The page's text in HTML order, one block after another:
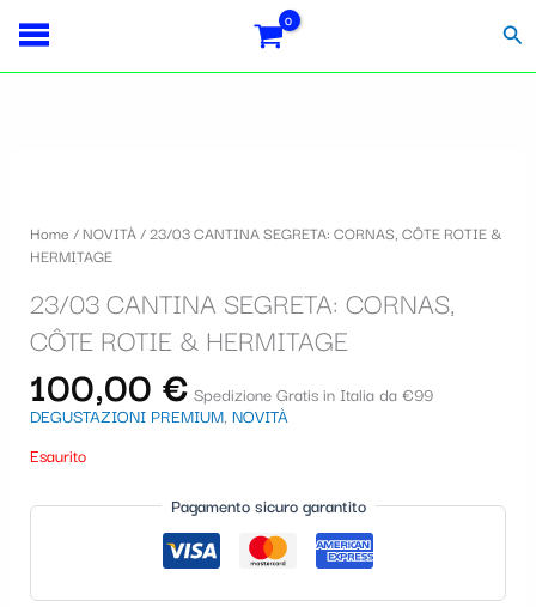
contenuto
Home /NOVITÀ/ 23/03 CANTINA SEGRETA: CORNAS, CÔTE ROTIE &
HERMITAGE
23/03 CANTINA SEGRETA: CORNAS,
CÔTE ROTIE & HERMITAGE
100,00 € Spedizione Gratis in Italia da €99
DEGUSTAZIONI PREMIUM, NOVITÀ
Esaurito
Pagamento sicuro garantito
S
o
n
a
e
fiscale:
Carrello: